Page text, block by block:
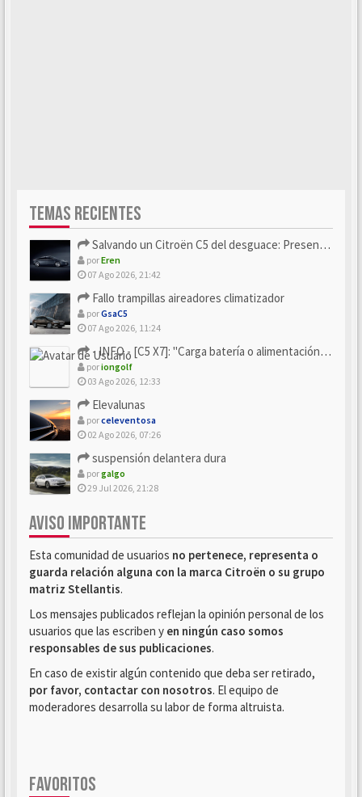
TEMAS RECIENTES
Salvando un Citroën C5 del desguace: Presentación y seguimiento
porEren
07 Ago 2026, 21:42
Fallo trampillas aireadores climatizador
porGsaC5
07 Ago 2026, 11:24
- INFO - [C5 X7]: "Carga batería o alimentación eléctri...
poriongolf
03 Ago 2026, 12:33
Elevalunas
porceleventosa
02 Ago 2026, 07:26
suspensión delantera dura
porgalgo
29 Jul 2026, 21:28
AVISO IMPORTANTE
Esta comunidad de usuarios no pertenece, representa o
guarda relación alguna con la marca Citroën o su grupo
matriz Stellantis.
Los mensajes publicados reflejan la opinión personal de los
usuarios que las escriben y en ningún caso somos
responsables de sus publicaciones.
En caso de existir algún contenido que deba ser retirado,
por favor, contactar con nosotros. El equipo de
moderadores desarrolla su labor de forma altruista.
FAVORITOS